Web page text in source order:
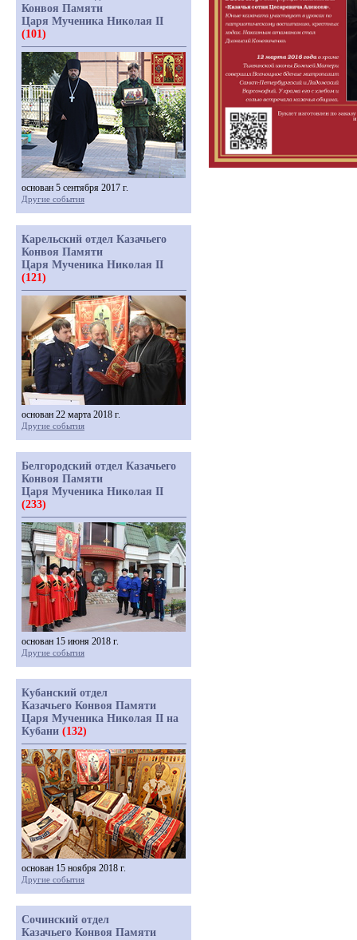
Конвоя Памяти
Царя Мученика Николая II
(101)
основан 5 сентября 2017 г.
Другие события
Карельский отдел Казачьего
Конвоя Памяти
Царя Мученика Николая II
(121)
основан 22 марта 2018 г.
Другие события
Белгородский отдел Казачьего
Конвоя Памяти
Царя Мученика Николая II
(233)
основан 15 июня 2018 г.
Другие события
Кубанский отдел
Казачьего Конвоя Памяти
Царя Мученика Николая II на
Кубани (132)
основан 15 ноября 2018 г.
Другие события
Сочинский отдел
Казачьего Конвоя Памяти